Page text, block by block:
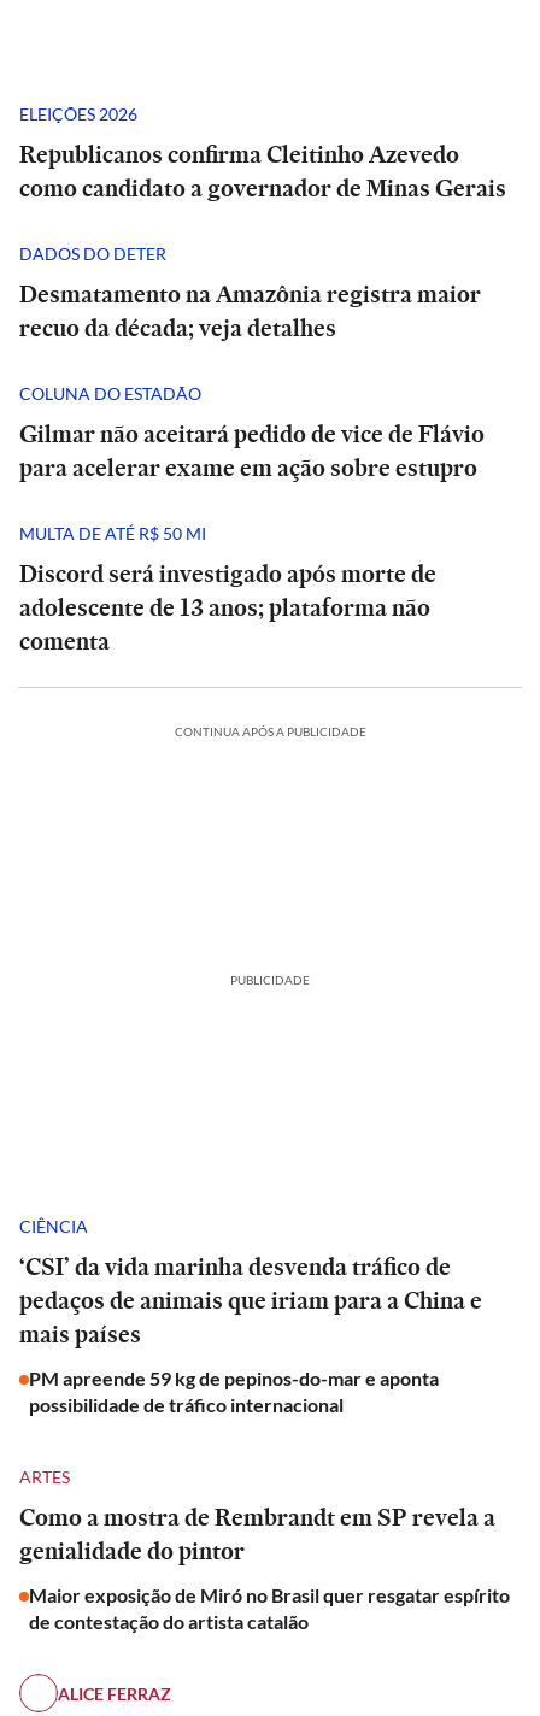
ELEIÇÕES 2026
Republicanos confirma Cleitinho Azevedo
como candidato a governador de Minas Gerais
DADOS DO DETER
Desmatamento na Amazônia registra maior
recuo da década; veja detalhes
COLUNA DO ESTADÃO
Gilmar não aceitará pedido de vice de Flávio
para acelerar exame em ação sobre estupro
MULTA DE ATÉ R$ 50 MI
Discord será investigado após morte de
adolescente de 13 anos; plataforma não
comenta
CONTINUA APÓS A PUBLICIDADE
PUBLICIDADE
CIÊNCIA
‘CSI’ da vida marinha desvenda tráfico de
pedaços de animais que iriam para a China e
mais países
PM apreende 59 kg de pepinos-do-mar e aponta
possibilidade de tráfico internacional
ARTES
Como a mostra de Rembrandt em SP revela a
genialidade do pintor
Maior exposição de Miró no Brasil quer resgatar espírito
de contestação do artista catalão
ALICE FERRAZ